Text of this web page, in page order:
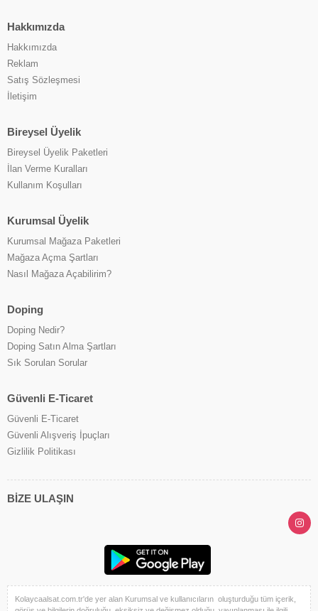
Hakkımızda
Hakkımızda
Reklam
Satış Sözleşmesi
İletişim
Bireysel Üyelik
Bireysel Üyelik Paketleri
İlan Verme Kuralları
Kullanım Koşulları
Kurumsal Üyelik
Kurumsal Mağaza Paketleri
Mağaza Açma Şartları
Nasıl Mağaza Açabilirim?
Doping
Doping Nedir?
Doping Satın Alma Şartları
Sık Sorulan Sorular
Güvenli E-Ticaret
Güvenli E-Ticaret
Güvenli Alışveriş İpuçları
Gizlilik Politikası
BİZE ULAŞIN
Kolaycaalsat.com.tr'de yer alan Kurumsal ve kullanıcıların oluşturduğu tüm içerik,